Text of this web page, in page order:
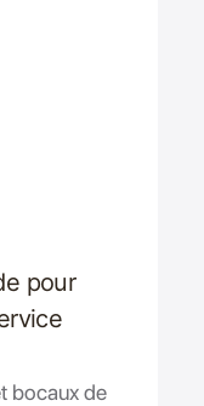
pour
bocaux de